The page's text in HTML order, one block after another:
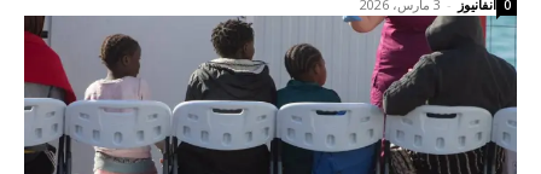
آنفانيوز - 3 مارس، 2026 0